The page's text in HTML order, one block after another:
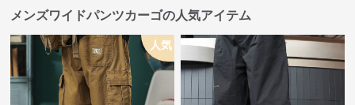
メンズワイドパンツカーゴの人気アイテム
人気